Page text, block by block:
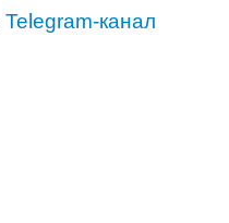
Telegram-канал